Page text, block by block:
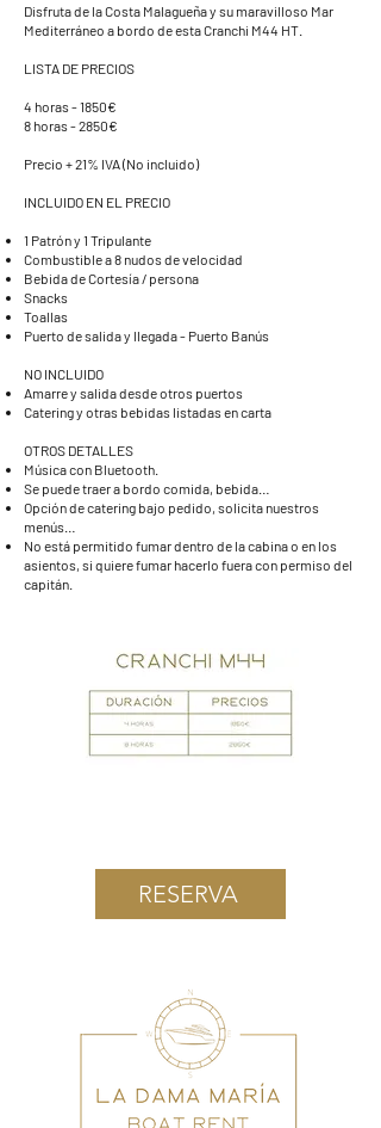
Disfruta de la Costa Malagueña y su maravilloso Mar
Mediterráneo a bordo de esta Cranchi M44 HT.
LISTA DE PRECIOS
4 horas - 1850€
8 horas - 2850€
Precio + 21% IVA (No incluido)
INCLUIDO EN EL PRECIO
1 Patrón y 1 Tripulante
Combustible a 8 nudos de velocidad
Bebida de Cortesía / persona
Snacks
Toallas
Puerto de salida y llegada - Puerto Banús
NO INCLUIDO
Amarre y salida desde otros puertos
Catering y otras bebidas listadas en carta
OTROS DETALLES
Música con Bluetooth.
Se puede traer a bordo comida, bebida…
Opción de catering bajo pedido, solicita nuestros
menús…
No está permitido fumar dentro de la cabina o en los
asientos, si quiere fumar hacerlo fuera con permiso del
capitán.
RESERVA